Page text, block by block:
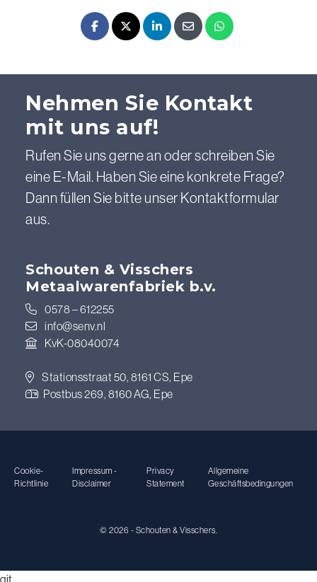
FacebookX - TwitterLinkedInE-mailWhatsapp
Nehmen Sie Kontakt
mit uns auf!
Rufen Sie uns gerne an oder schreiben Sie
eine E-Mail. Haben Sie eine konkrete Frage?
Dann füllen Sie bitte unser Kontaktformular
aus.
Schouten & Visschers
Metaalwarenfabriek b.v.
0578 – 612255
info@senv.nl
KvK-08040074
Stationsstraat 50, 8161 CS, Epe
Postbus 269, 8160 AG, Epe
© 2026 - Schouten & Visschers.
Cookie-
Richtlinie
Impressum -
Disclaimer
Privacy
Statement
Allgemeine
Geschäftsbedingungen
git